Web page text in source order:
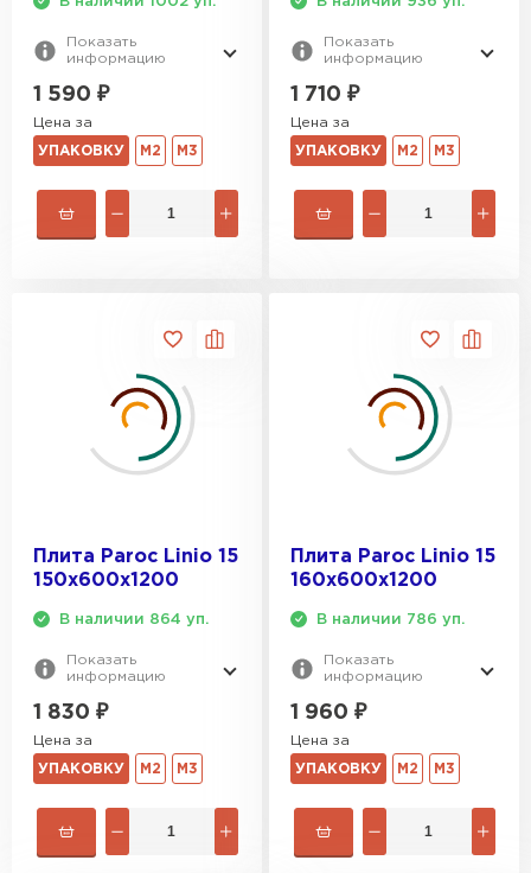
Показать
информацию
1 590 ₽
Цена за
УПАКОВКУ М2 М3
Показать
информацию
1 710 ₽
Цена за
УПАКОВКУ М2 М3
Плита Paroc Linio 15
150х600х1200
В наличии 864 уп.
Показать
информацию
1 830 ₽
Цена за
УПАКОВКУ М2 М3
Плита Paroc Linio 15
160х600х1200
В наличии 786 уп.
Показать
информацию
1 960 ₽
Цена за
УПАКОВКУ М2 М3
Утеплитель Izolife